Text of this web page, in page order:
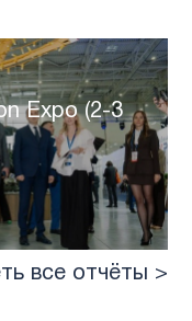
Expo (2-3
все отчёты >